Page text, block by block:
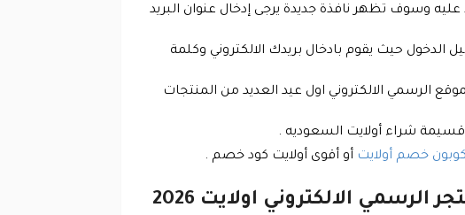
وسوف تظهر نافذة جديدة يرجى إدخال عنوان البريد
حيث يقوم بادخال بريدك الالكتروني وكلمة
الرسمي الالكتروني اول عيد العديد من المنتجات
قسيمة شراء أولايت السعوديه .
كوبون خصم أولايت أو أقوى أولايت كود خصم .
ما هي احدث واشهر كوبونات واكواد الخصم وتوفير المتاحة في المتجر الرسمي الالكتروني اولايت 2026